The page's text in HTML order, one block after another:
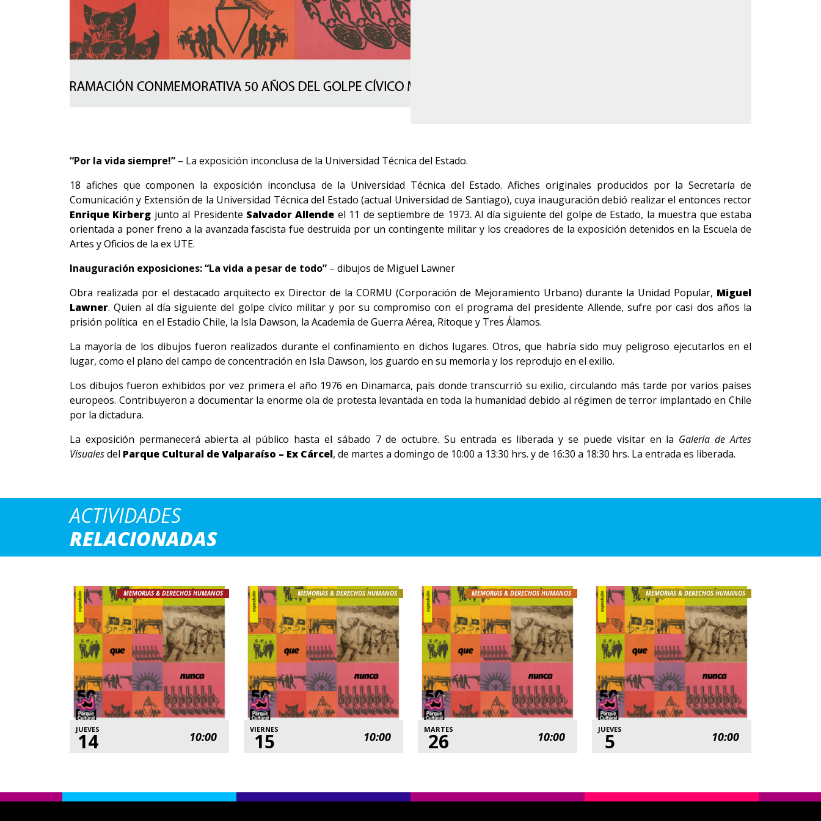
“Por la vida siempre!” – La exposición inconclusa de la Universidad Técnica del Estado.
18 afiches que componen la exposición inconclusa de la Universidad Técnica del Estado. Afiches originales producidos por la Secretaría de
Comunicación y Extensión de la Universidad Técnica del Estado (actual Universidad de Santiago), cuya inauguración debió realizar el entonces rector
Enrique Kirberg junto al Presidente Salvador Allende el 11 de septiembre de 1973. Al día siguiente del golpe de Estado, la muestra que estaba
orientada a poner freno a la avanzada fascista fue destruida por un contingente militar y los creadores de la exposición detenidos en la Escuela de
Artes y Oficios de la ex UTE.
Inauguración exposiciones: “La vida a pesar de todo” – dibujos de Miguel Lawner
Obra realizada por el destacado arquitecto ex Director de la CORMU (Corporación de Mejoramiento Urbano) durante la Unidad Popular, Miguel
Lawner. Quien al día siguiente del golpe cívico militar y por su compromiso con el programa del presidente Allende, sufre por casi dos años la
prisión política en el Estadio Chile, la Isla Dawson, la Academia de Guerra Aérea, Ritoque y Tres Álamos.
La mayoría de los dibujos fueron realizados durante el confinamiento en dichos lugares. Otros, que habría sido muy peligroso ejecutarlos en el
lugar, como el plano del campo de concentración en Isla Dawson, los guardo en su memoria y los reprodujo en el exilio.
Los dibujos fueron exhibidos por vez primera el año 1976 en Dinamarca, país donde transcurrió su exilio, circulando más tarde por varios países
europeos. Contribuyeron a documentar la enorme ola de protesta levantada en toda la humanidad debido al régimen de terror implantado en Chile
por la dictadura.
La exposición permanecerá abierta al público hasta el sábado 7 de octubre. Su entrada es liberada y se puede visitar en la Galería de Artes
Visualesdel Parque Cultural de Valparaíso – Ex Cárcel, de martes a domingo de 10:00 a 13:30 hrs. y de 16:30 a 18:30 hrs. La entrada es liberada.
ACTIVIDADES
RELACIONADAS
MEMORIAS & DERECHOS HUMANOS
JUEVES
14 10:00
MEMORIAS & DERECHOS HUMANOS
VIERNES
15 10:00
MEMORIAS & DERECHOS HUMANOS
MARTES
26 10:00
MEMORIAS & DERECHOS HUMANOS
JUEVES
5 10:00